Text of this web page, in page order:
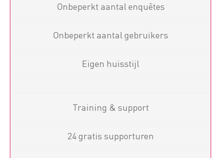
Onbeperkt aantal enquêtes
Onbeperkt aantal gebruikers
Eigen huisstijl
Training & support
24 gratis supporturen